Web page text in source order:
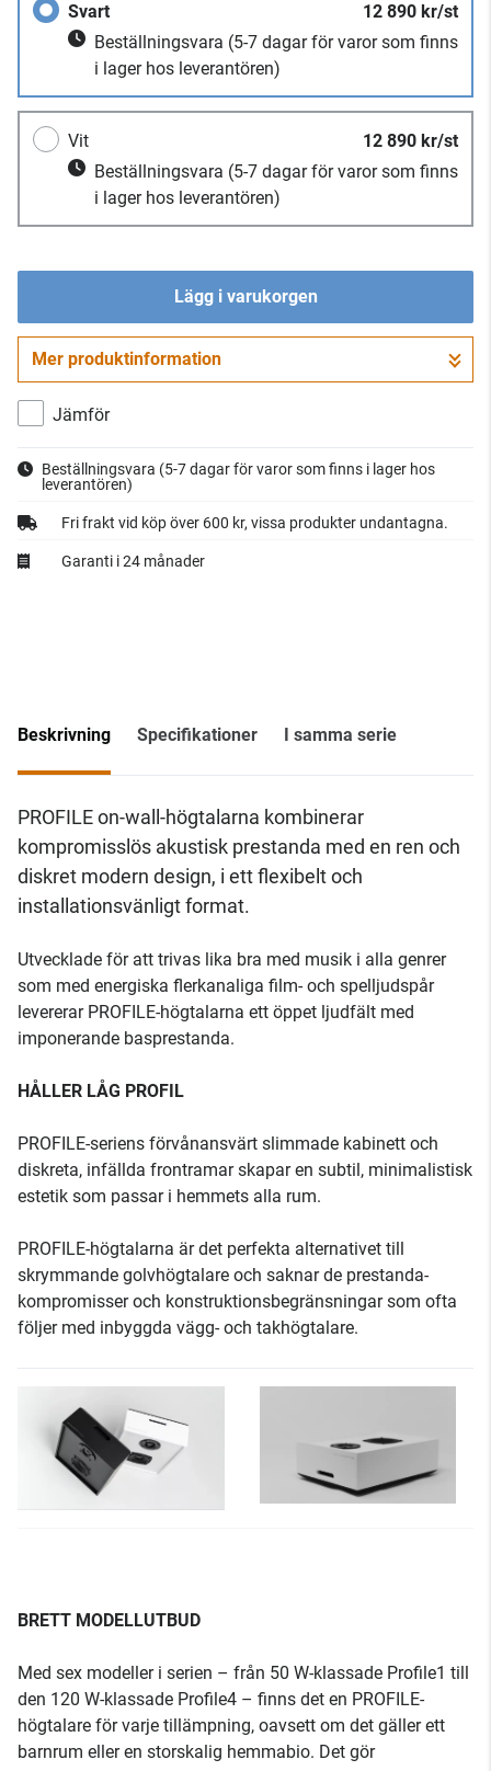
Svart
12 890 kr/st
Beställningsvara (5-7 dagar för varor som finns
i lager hos leverantören)
Vit
12 890 kr/st
Beställningsvara (5-7 dagar för varor som finns
i lager hos leverantören)
Lägg i varukorgen
Gå till kassan
Mer produktinformation
Jämför
Beställningsvara (5-7 dagar för varor som finns i lager hos
leverantören)
Fri frakt vid köp över 600 kr, vissa produkter undantagna.
Garanti i 24 månader
Beskrivning Specifikationer I samma serie
PROFILE on-wall-högtalarna kombinerar
kompromisslös akustisk prestanda med en ren och
diskret modern design, i ett flexibelt och
installationsvänligt format.
Utvecklade för att trivas lika bra med musik i alla genrer
som med energiska flerkanaliga film- och spel­ljudspår
levererar PROFILE-högtalarna ett öppet ljudfält med
imponerande basprestanda.
HÅLLER LÅG PROFIL
PROFILE-seriens förvånansvärt slimmade kabinett och
diskreta, infällda frontramar skapar en subtil, minimalistisk
estetik som passar i hemmets alla rum.
PROFILE-högtalarna är det perfekta alternativet till
skrymmande golvhögtalare och saknar de prestanda­
kompromisser och konstruktionsbegränsningar som ofta
följer med inbyggda vägg- och takhögtalare.
BRETT MODELLUTBUD
Med sex modeller i serien – från 50 W-klassade Profile1 till
den 120 W-klassade Profile4 – finns det en PROFILE-
högtalare för varje tillämpning, oavsett om det gäller ett
barnrum eller en storskalig hemmabio. Det gör